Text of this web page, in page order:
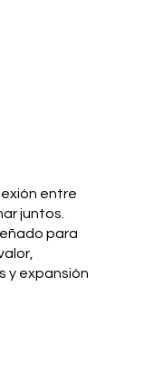
entre
juntos.
para
y expansión